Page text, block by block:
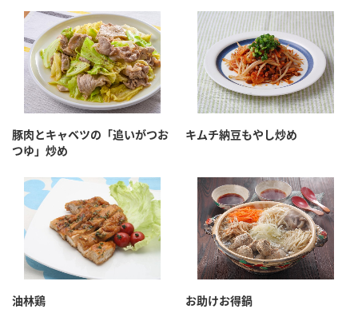
ふりかけ おすしの素
Fibee
つゆ
鍋なび
納豆のサイト
PIN印
三ツ判山吹
千夜
スペシャルサイト
お酢を知ろう！
すしラボ
ぽん酢サワー
納豆の豆知識
水の文化センター（アーカイブ）
ZENB initiative
各部門が大切にしていること
おいしさと健康への取り組み
お客様相談センター
お客様の声をいかしました
販売終了製品のご案内
よくあるご質問
お問い合わせ
地図から取り扱い店舗を探す
豚肉とキャベツの「追いがつお
つゆ」炒め
キムチ納豆もやし炒め
油林鶏 お助けお得鍋